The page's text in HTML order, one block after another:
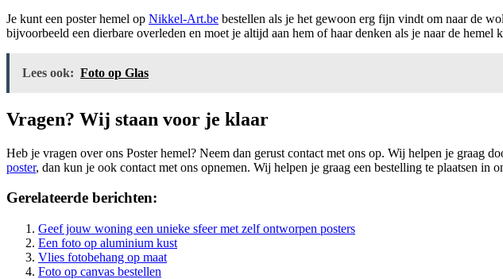
Je kunt een poster hemel op Nikkel-Art.be bestellen als je het gewoon erg fijn vindt om naar de
bijvoorbeeld een dierbare overleden en moet je altijd aan hem of haar denken als je naar de
Lees ook: Foto op Glas
Vragen? Wij staan voor je klaar
Heb je vragen over ons Poster hemel? Neem dan gerust contact met ons op. Wij helpen je graag
poster, dan kun je ook contact met ons opnemen. Wij helpen je graag een bestelling te plaatsen in
Gerelateerde berichten:
Geef jouw woning een unieke sfeer met zelf ontworpen posters
Een foto op aluminium kust
Vlies fotobehang op maat
Foto op canvas bestellen